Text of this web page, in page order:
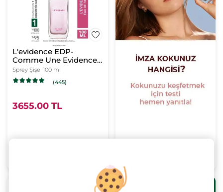
L'evidence EDP-
Comme Une Evidence-
Kadın Parfüm-Vegan
Sprey Şişe 100 ml
(445)
3655.00 TL
Her 1000TLye 300TL